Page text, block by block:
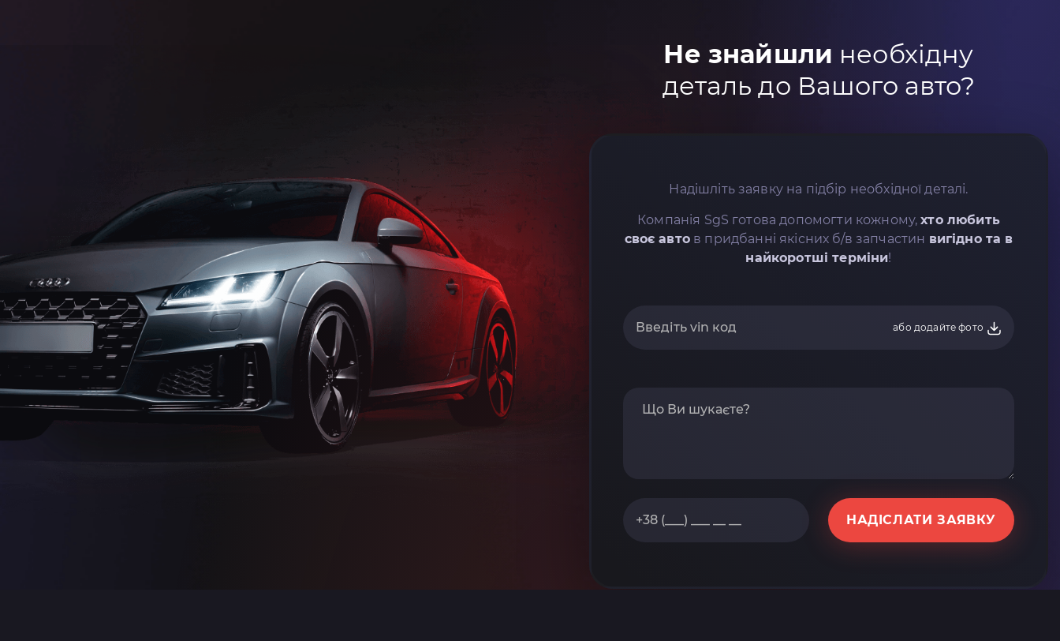
Не знайшли необхідну
деталь до Вашого авто?
Надішліть заявку на підбір необхідної деталі.
Компанія SgS готова допомогти кожному,хто любить
своє автов придбанні якісних б/в запчастин вигідно та в
найкоротші терміни!
або додайте фото
НАДІСЛАТИ ЗАЯВКУ